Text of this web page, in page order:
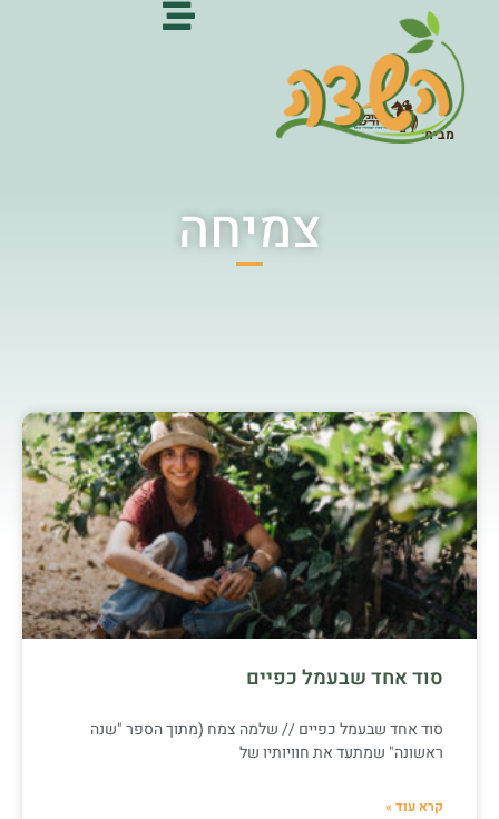
מבית:
צמיחה
סוד אחד שבעמל כפיים
סוד אחד שבעמל כפיים // שלמה צמח (מתוך הספר "שנה
ראשונה" שמתעד את חוויותיו של
קרא עוד »